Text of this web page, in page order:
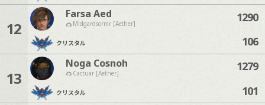
12
Farsa Aed
Midgardsormr [Aether]
クリスタル
1290
106
13
Noga Cosnoh
Cactuar [Aether]
クリスタル
1279
101